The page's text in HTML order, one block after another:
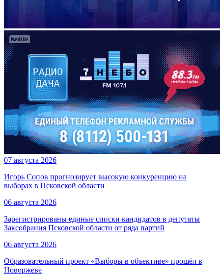
07 августа 2026
Игорь Сопов прогнозирует высокую конкуренцию на
выборах в Псковской области
06 августа 2026
Зарегистрированы единые списки кандидатов в депутаты
Заксобрания Псковской области от ряда партий
06 августа 2026
Образовательный проект «Выборы в объективе» прошёл в
Новоржеве